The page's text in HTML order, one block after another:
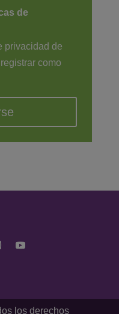
de
privacidad de
como
los derechos